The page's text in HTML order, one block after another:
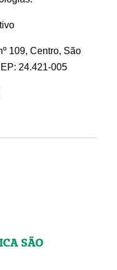
109, Centro, São
24.421-005
SÃO